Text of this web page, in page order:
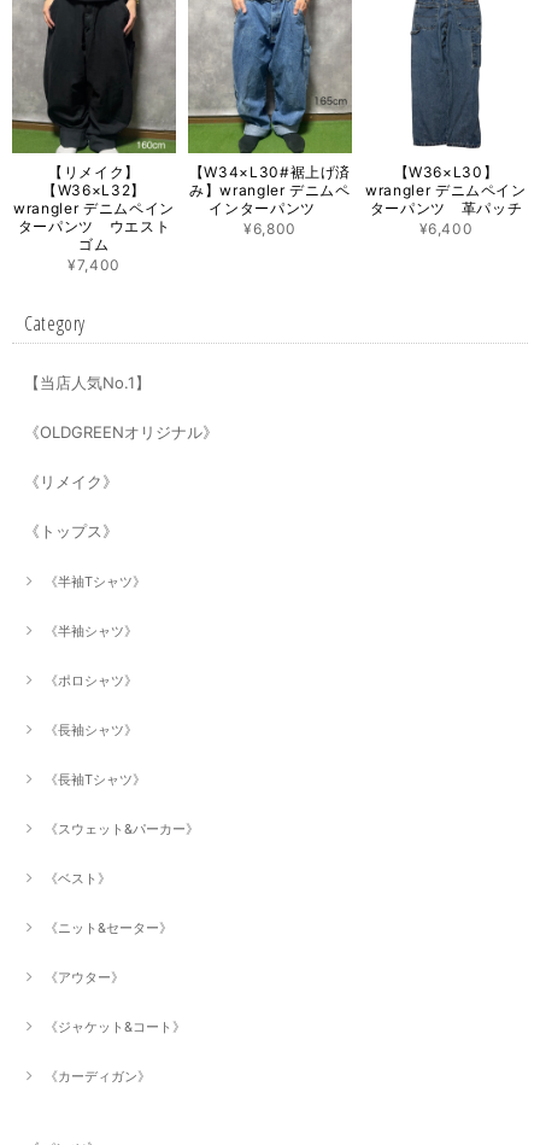
【リメイク】
【W36×L32】
wrangler デニムペイン
ターパンツ ウエスト
ゴム
¥7,400
【W34×L30#裾上げ済
み】wrangler デニムペ
インターパンツ
¥6,800
【W36×L30】
wrangler デニムペイン
ターパンツ 革パッチ
¥6,400
Category
【当店人気No.1】
《OLDGREENオリジナル》
《リメイク》
《トップス》
《半袖Tシャツ》
《半袖シャツ》
《ポロシャツ》
《長袖シャツ》
《長袖Tシャツ》
《スウェット&パーカー》
《ベスト》
《ニット&セーター》
《アウター》
《ジャケット&コート》
《カーディガン》